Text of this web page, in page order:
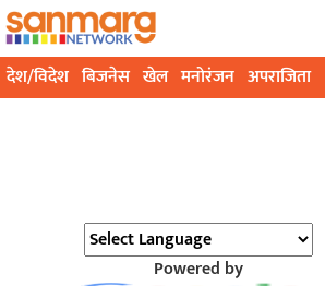
देश/विदेश बिजनेस खेल मनोरंजन अपराजिता
Powered by